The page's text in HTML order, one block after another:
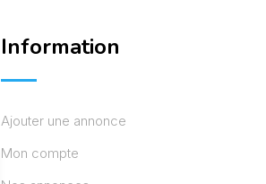
Information
Ajouter une annonce
Mon compte